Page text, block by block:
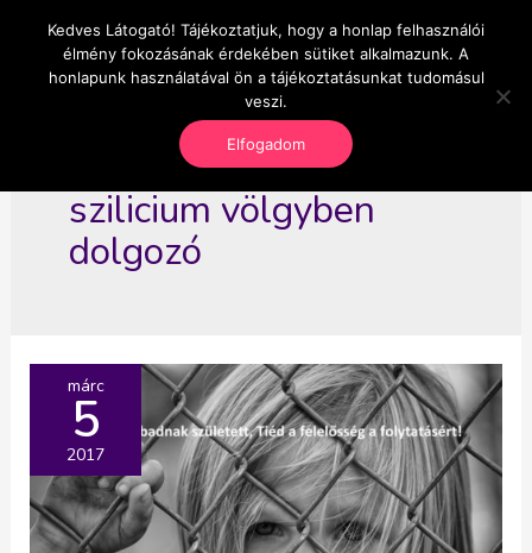
content
OnlineSeedsMan
Üzlet és szabadság
Main
szilicium völgyben
dolgozó
márc
5
2017
Kedves Látogató! Tájékoztatjuk, hogy a honlap felhasználói
élmény fokozásának érdekében sütiket alkalmazunk. A
honlapunk használatával ön a tájékoztatásunkat tudomásul
veszi.
Elfogadom